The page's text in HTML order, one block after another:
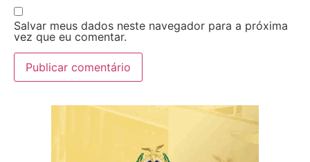
Salvar meus dados neste navegador para a próxima
vez que eu comentar.